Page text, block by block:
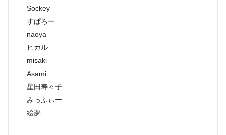
Sockey
すぱろー
naoya
ヒカル
misaki
Asami
星田寿々子
みっふぃー
絵夢